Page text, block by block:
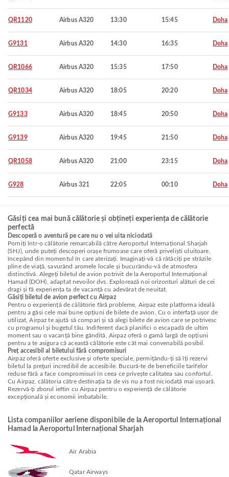
QR1120 Airbus A320 13:30 15:45 Doha
G9131 Airbus A320 14:30 16:35 Doha
QR1066 Airbus A320 15:35 17:50 Doha
QR1034 Airbus A320 18:05 20:20 Doha
G9133 Airbus A320 18:45 20:50 Doha
G9139 Airbus A320 19:45 21:50 Doha
QR1058 Airbus A320 21:00 23:15 Doha
G928 Airbus 321 22:05 00:10 Doha
Găsiți cea mai bună călătorie și obțineți experiența de călătorie
perfectă
Descoperă o aventură pe care nu o vei uita niciodată
Porniți într-o călătorie remarcabilă către Aeroportul Internațional Sharjah
(SHJ), unde puteți descoperi orașe frumoase care oferă priveliști uluitoare,
începând din momentul în care aterizați. Imaginați-vă că rătăciți pe străzile
pline de viață, savurând aromele locale și bucurându-vă de atmosfera
distinctivă. Alegeți biletul de avion potrivit de la Aeroportul Internațional
Hamad (DOH), adaptat nevoilor dvs. Explorează noi orizonturi alături de cei
dragi și fă experiența ta de vacanță cu adevărat de neuitat.
Găsiți biletul de avion perfect cu Airpaz
Pentru o experiență de călătorie fără probleme, Airpaz este platforma ideală
pentru a găsi cele mai bune opțiuni de bilete de avion. Cu o interfață ușor de
utilizat, Airpaz te ajută să compari și să alegi bilete de avion care se potrivesc
cu programul și bugetul tău. Indiferent dacă planifici o escapadă de ultim
moment sau o vacanță bine gândită, Airpaz oferă o gamă largă de opțiuni
pentru a te asigura că această călătorie este cât mai convenabilă posibil.
Preț accesibil al biletului fără compromisuri
Airpaz oferă oferte exclusive și oferte speciale, permițându-ți să îți rezervi
biletul la prețuri incredibil de accesibile. Bucură-te de beneficiile tarifelor
reduse fără a face compromisuri în ceea ce privește calitatea sau confortul.
Cu Airpaz, călătoria către destinația ta de vis nu a fost niciodată mai ușoară.
Rezervă-ți zborul ieftin cu Airpaz pentru o experiență de călătorie
excepțională și economii imbatabile.
Lista companiilor aeriene disponibile de la Aeroportul Internațional
Hamad la Aeroportul Internațional Sharjah
Air Arabia
Qatar Airways